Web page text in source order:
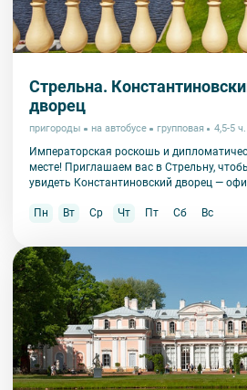
Стрельна.
дворец
пригороды на автобусе групповая 4,5-5 ч.
Императорская роскошь и
месте! Приглашаем вас в Стрельну,
увидеть Константиновский дворец —
Пн
Вт Ср Чт Пт Сб Вс